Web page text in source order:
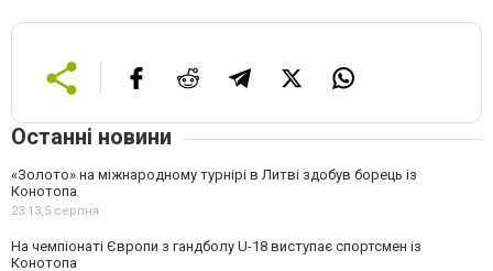
Останні новини
«Золото» на міжнародному турнірі в Литві здобув борець із
Конотопа
23:13,5 серпня
На чемпіонаті Європи з гандболу U-18 виступає спортсмен із
Конотопа